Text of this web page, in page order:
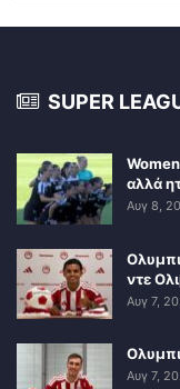
SUPER
αλλά
Αυγ 8,
ντε
Αυγ 7,
Αυγ 7,